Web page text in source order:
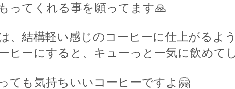
ってくれる事を願ってます🙏
、結構軽い感じのコーヒーに仕上がるよ
ヒーにすると、キューっと一気に飲めて
ても気持ちいいコーヒーですよ 🤗